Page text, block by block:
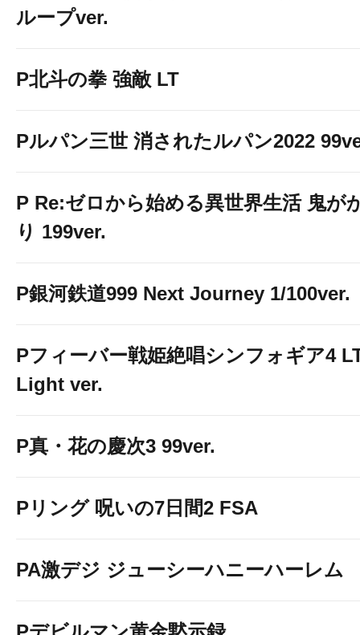
ループver.
P北斗の拳 強敵 LT
Pルパン三世 消されたルパン2022
P Re:ゼロから始める異世界生活 鬼が
り 199ver.
P銀河鉄道999 Next Journey 1/100ver.
Pフィーバー戦姫絶唱シンフォギア4
Light ver.
P真・花の慶次3 99ver.
Pリング 呪いの7日間2 FSA
PA激デジ ジューシーハニーハーレム